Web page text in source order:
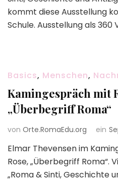
kommt diese Ausstellung
Schule. Ausstellung als 360
Basics, Menschen,
Kamingespräch mit
„Überbegriff Roma“
von Orte.RomaEdu.org ein
Elmar Thevensen im
Rose, „Überbegriff Roma“.
„Roma & Sinti, Geschichte